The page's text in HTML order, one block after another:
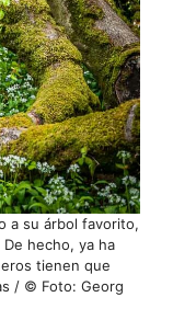
a su árbol favorito,
hecho, ya ha
tienen que
/ © Foto: Georg